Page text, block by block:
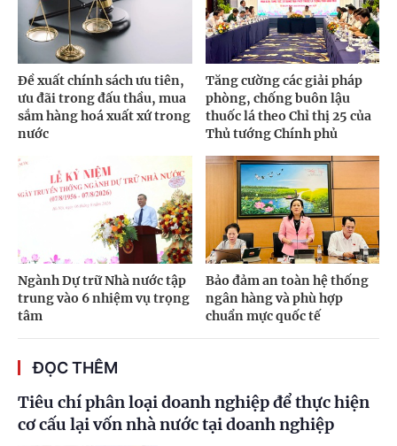
Đề xuất chính sách ưu tiên,
ưu đãi trong đấu thầu, mua
sắm hàng hoá xuất xứ trong
nước
Tăng cường các giải pháp
phòng, chống buôn lậu
thuốc lá theo Chỉ thị 25 của
Thủ tướng Chính phủ
Ngành Dự trữ Nhà nước tập
trung vào 6 nhiệm vụ trọng
tâm
Bảo đảm an toàn hệ thống
ngân hàng và phù hợp
chuẩn mực quốc tế
ĐỌC THÊM
Tiêu chí phân loại doanh nghiệp để thực hiện
cơ cấu lại vốn nhà nước tại doanh nghiệp